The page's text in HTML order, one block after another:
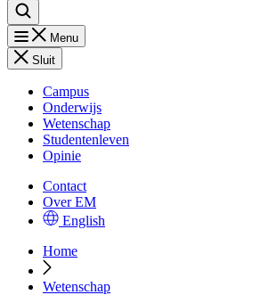
Menu
Sluit
Campus
Onderwijs
Wetenschap
Studentenleven
Opinie
Contact
Over EM
English
Home
Wetenschap